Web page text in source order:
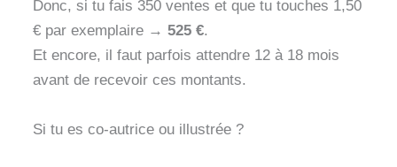
Donc, si tu fais 350 ventes et que tu touches 1,50
€ par exemplaire → 525 €.
Et encore, il faut parfois attendre 12 à 18 mois
avant de recevoir ces montants.
Si tu es co-autrice ou illustrée ?